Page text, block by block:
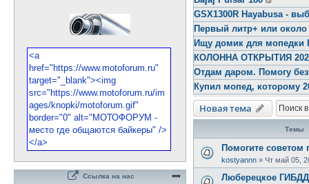
GSX1300R Hayabusa -
Первый литр+ или около
Ищу домик для мопедки
КОЛОННА ОТКРЫТИЯ
Отдам даром. Помогу
Купил мопед, которому
Новая тема
Темы
Помогите
kostyannn » Чт май 05,
Люберецкое
Ссылка на нас